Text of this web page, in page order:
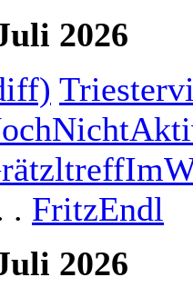
2026
. FritzEndl
2026